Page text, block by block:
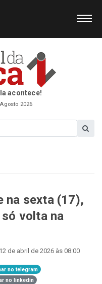
acontece!
2026
na sexta (17),
volta na
12 de abril de 2026 às 08:00
no telegram
no linkedin